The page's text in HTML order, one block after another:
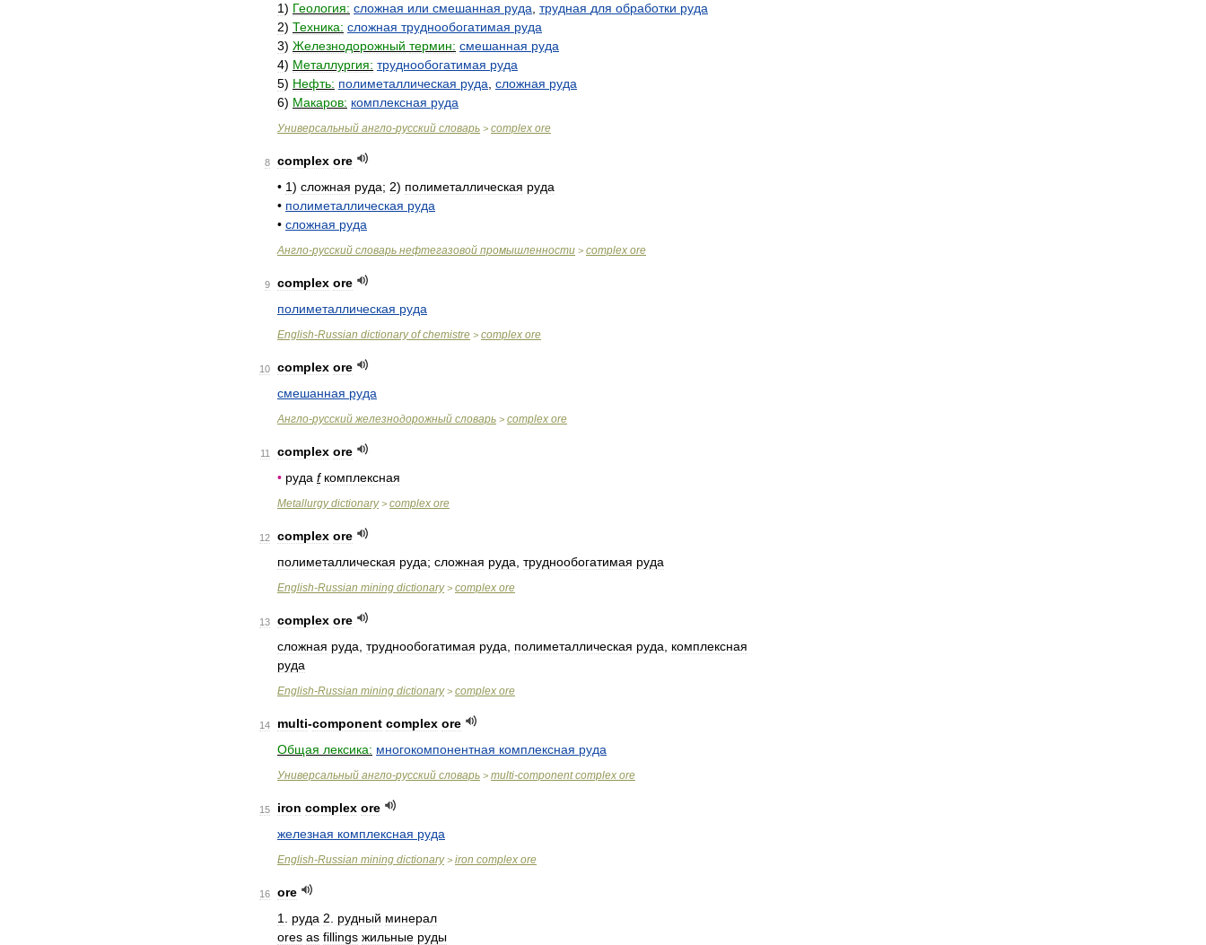
1) Геология: сложная или смешанная руда трудная для обработки руда
2) Техника: сложная труднообогатимая руда
3) Железнодорожный термин: смешанная руда
4) Металлургия: труднообогатимая руда
5) Нефть: полиметаллическая руда сложная руда
6) Макаров: комплексная руда
Универсальный англо-русский словарь > complex ore
8 complex ore
• 1) сложная руда; 2) полиметаллическая руда
• полиметаллическая руда
• сложная руда
Англо-русский словарь нефтегазовой промышленности > complex ore
9 complex ore
полиметаллическая руда
English-Russian dictionary of chemistre > complex ore
10 complex ore
смешанная руда
Англо-русский железнодорожный словарь > complex ore
11 complex ore
• руда f комплексная
Metallurgy dictionary> complex ore
12 complex ore
полиметаллическая руда; сложная руда труднообогатимая руда
English-Russian mining dictionary> complex ore
13 complex ore
сложная руда труднообогатимая руда полиметаллическая руда
комплексная
руда
English-Russian mining dictionary> complex ore
14 multi-component complex ore
Общая лексика: многокомпонентная комплексная руда
Универсальный англо-русский словарь > multi-component complex ore
15 iron complex ore
железная комплексная руда
English-Russian mining dictionary> iron complex ore
16
ore
1
руда 2 рудный минерал
ores as fillings жильные руды